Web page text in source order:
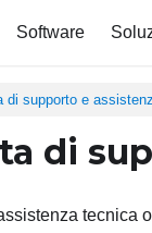
Software
di supporto e
di
tecnica